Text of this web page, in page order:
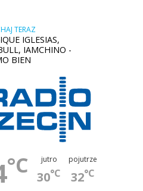
TERAZ
IGLESIAS,
IAMCHINO -
BIEN
°C jutro
30°C
pojutrze
32°C